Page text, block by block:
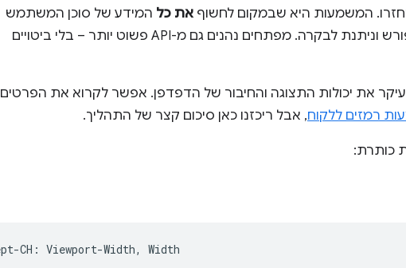
המשמעות היא שבמקום לחשוף את כל המידע של סוכן המשתמש
כברירת מחדל, הגישה מנוהלת עכשיו באופן מפורש וניתנת לבקרה. מפתחים נהנים גם מ-API פשוט יותר – בלי ביטויים
את יכולות התצוגה והחיבור של הדפדפן. אפשר לקרוא את הפרטים
רמזים ללקוח, אבל ריכזנו כאן סיכום קצר של התהליך.
כותרת: